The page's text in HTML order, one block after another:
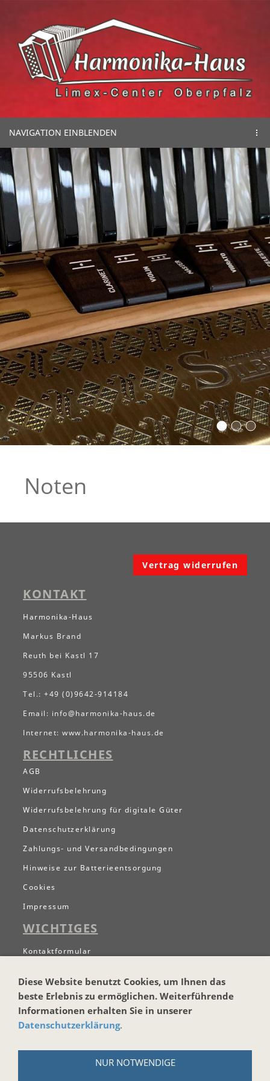
NAVIGATION EINBLENDEN
Noten
Vertrag widerrufen
KONTAKT
Harmonika-Haus
Markus Brand
Reuth bei Kastl 17
95506 Kastl
Tel.: +49 (0)9642-914184
Email: info@harmonika-haus.de
Internet: www.harmonika-haus.de
RECHTLICHES
AGB
Widerrufsbelehrung
Widerrufsbelehrung für digitale Güter
Datenschutzerklärung
Zahlungs- und Versandbedingungen
Hinweise zur Batterieentsorgung
Cookies
Impressum
WICHTIGES
Kontaktformular
Instrumentenversicherung
Anfahrt
FOLGEN SIEUNS DOCH AUF:
Diese Website benutzt Cookies, um Ihnen das
beste Erlebnis zu ermöglichen. Weiterführende
Informationen erhalten Sie in unserer
Datenschutzerklärung.
NUR NOTWENDIGE